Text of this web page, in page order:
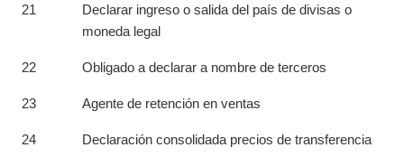
21
Declarar ingreso o salida del país de divisas o
moneda legal
22 Obligado a declarar a nombre de terceros
23 Agente de retención en ventas
24 Declaración consolidada precios de transferencia